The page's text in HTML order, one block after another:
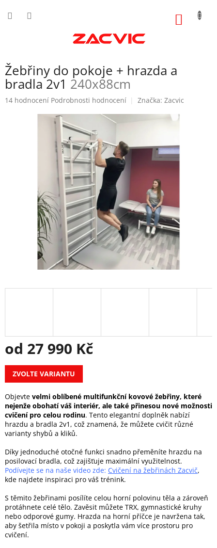
Žebřiny do pokoje + hrazda a
bradla 2v1 240x88cm
Průměrné
14 hodnocení Podrobnosti hodnocení Značka: Zacvic
od 27 990 Kč
Měrná
cena:
ZVOLTE VARIANTU
Objevte velmi oblíbené multifunkční kovové žebřiny, které
nejenže obohatí váš interiér, ale také přinesou nové možnosti
cvičení pro celou rodinu. Tento elegantní doplněk nabízí
hrazdu a bradla 2v1, což znamená, že můžete cvičit různé
varianty shybů a kliků.
Díky jednoduché otočné funkci snadno přeměníte hrazdu na
posilovací bradla, což zajišťuje maximální využitelnost.
Podívejte se na naše video zde: Cvičení na žebřinách Zacvič,
kde najdete inspiraci pro váš trénink.
S těmito žebřinami posílíte celou horní polovinu těla a zároveň
protáhnete celé tělo. Zavěsit můžete TRX, gymnastické kruhy
nebo odporové gumy. Hrazda na horní příčce je navržena tak,
aby šetřila místo v pokoji a poskytla vám více prostoru pro
cvičení.